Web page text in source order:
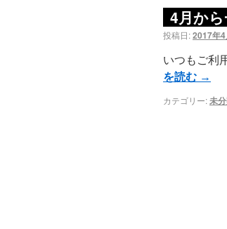
4月か
投稿日:2017年
いつもご利
を読む →
カテゴリー:未